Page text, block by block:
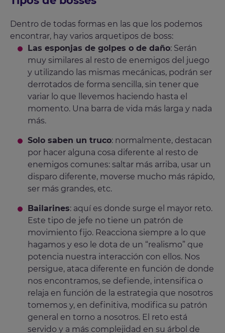
Dentro de todas formas en las que los podemos
encontrar, hay varios arquetipos de boss:
Las esponjas de golpes o de daño: Serán
muy similares al resto de enemigos del juego
y utilizando las mismas mecánicas, podrán ser
derrotados de forma sencilla, sin tener que
variar lo que llevemos haciendo hasta el
momento. Una barra de vida más larga y nada
más.
Solo saben un truco: normalmente, destacan
por hacer alguna cosa diferente al resto de
enemigos comunes: saltar más arriba, usar un
disparo diferente, moverse mucho más rápido,
ser más grandes, etc.
Bailarines: aquí es donde surge el mayor reto.
Este tipo de jefe no tiene un patrón de
movimiento fijo. Reacciona siempre a lo que
hagamos y eso le dota de un “realismo” que
potencia nuestra interacción con ellos. Nos
persigue, ataca diferente en función de donde
nos encontramos, se defiende, intensifica o
relaja en función de la estrategia que nosotros
tomemos y, en definitiva, modifica su patrón
general en torno a nosotros. El reto está
servido y a más complejidad en su árbol de